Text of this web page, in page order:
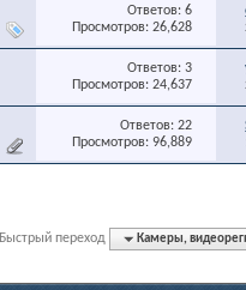
Ответов: 6
Просмотров: 26,628
Ответов: 3
Просмотров: 24,637
Ответов: 22
Просмотров: 96,889
Быстрый переход Камеры,